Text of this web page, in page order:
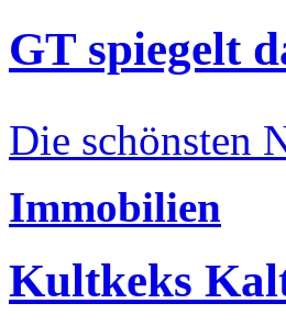
GT spiegelt
Die schönsten
Immobilien
Kultkeks